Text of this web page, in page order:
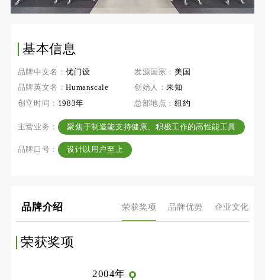
基本信息
品牌中文名：优门设 发源国家： 美国
品牌英文名：Humanscale 创始人：未知
创立时间： 1983年 总部地点： 纽约
主营业务： 聚焦于制造能支持健康、积极工作的高性能工具
品牌口号： 设计以用户至上
品牌介绍 荣获奖项 品牌优势 企业文化
荣获奖项
2004年